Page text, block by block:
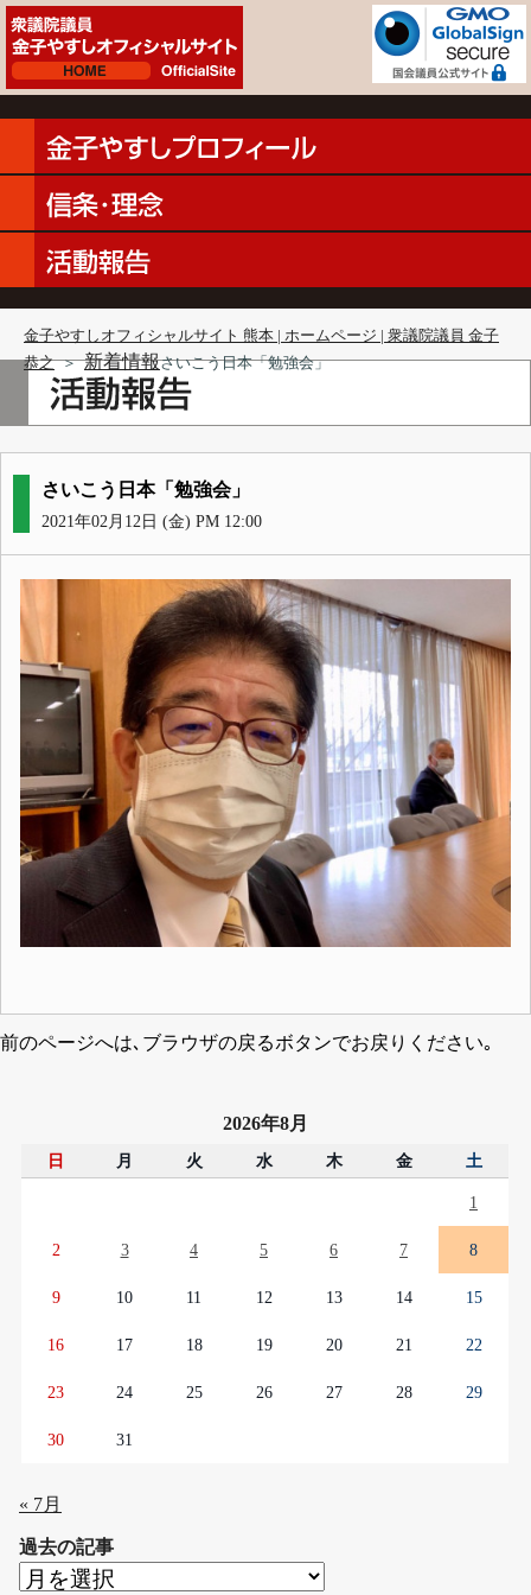
金子やすしオフィシャルサイト 熊本 | ホームページ | 衆議院議員 金子
恭之 ＞ 新着情報さいこう日本「勉強会」
さいこう日本「勉強会」
2021年02月12日 (金) PM 12:00
前のページへは､ブラウザの戻るボタンでお戻りください｡
2026年8月
日 月 火 水 木 金 土
1
2 3 4 5 6 7 8
9 10 11 12 13 14 15
16 17 18 19 20 21 22
23 24 25 26 27 28 29
30 31
« 7月
過去の記事
過